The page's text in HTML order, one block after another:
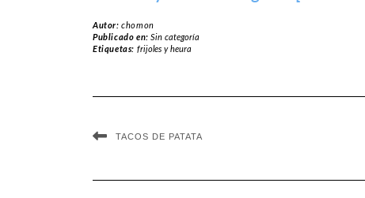
horneados
Autor:chomon
Publicado en:Sin categoría
Etiquetas: frijoles y heura
TACOS DE PATATA